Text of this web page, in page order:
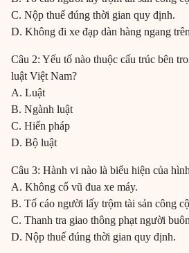
C. Nộp thuế đúng thời gian quy định.
D. Không đi xe đạp dàn hàng ngang
Câu 2: Yếu tố nào thuộc cấu trúc bên
luật Việt Nam?
A. Luật
B. Ngành luật
C. Hiến pháp
D. Bộ luật
Câu 3: Hành vi nào là biểu hiện của
A. Không cổ vũ đua xe máy.
B. Tố cáo người lấy trộm tài sản công
C. Thanh tra giao thông phạt người
D. Nộp thuế đúng thời gian quy định.